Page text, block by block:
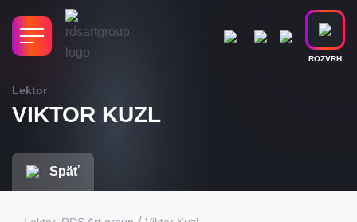
ROZVRH
Lektor
VIKTOR KUZL
Späť